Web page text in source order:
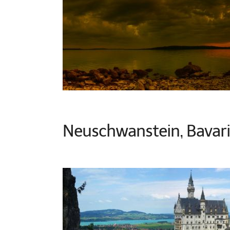
Neuschwanstein,